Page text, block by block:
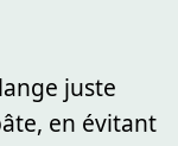
juste
en évitant